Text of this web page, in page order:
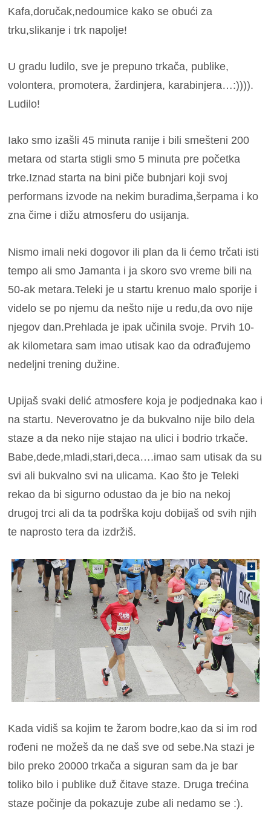
Kafa,doručak,nedoumice kako se obući za
trku,slikanje i trk napolje!
U gradu ludilo, sve je prepuno trkača, publike,
volontera, promotera, žardinjera, karabinjera…:)))).
Ludilo!
Iako smo izašli 45 minuta ranije i bili smešteni 200
metara od starta stigli smo 5 minuta pre početka
trke.Iznad starta na bini piče bubnjari koji svoj
performans izvode na nekim buradima,šerpama i ko
zna čime i dižu atmosferu do usijanja.
Nismo imali neki dogovor ili plan da li ćemo trčati isti
tempo ali smo Jamanta i ja skoro svo vreme bili na
50-ak metara.Teleki je u startu krenuo malo sporije i
videlo se po njemu da nešto nije u redu,da ovo nije
njegov dan.Prehlada je ipak učinila svoje. Prvih 10-
ak kilometara sam imao utisak kao da odrađujemo
nedeljni trening dužine.
Upijaš svaki delić atmosfere koja je podjednaka kao i
na startu. Neverovatno je da bukvalno nije bilo dela
staze a da neko nije stajao na ulici i bodrio trkače.
Babe,dede,mladi,stari,deca….imao sam utisak da su
svi ali bukvalno svi na ulicama. Kao što je Teleki
rekao da bi sigurno odustao da je bio na nekoj
drugoj trci ali da ta podrška koju dobijaš od svih njih
te naprosto tera da izdržiš.
Kada vidiš sa kojim te žarom bodre,kao da si im rod
rođeni ne možeš da ne daš sve od sebe.Na stazi je
bilo preko 20000 trkača a siguran sam da je bar
toliko bilo i publike duž čitave staze. Druga trećina
staze počinje da pokazuje zube ali nedamo se :).